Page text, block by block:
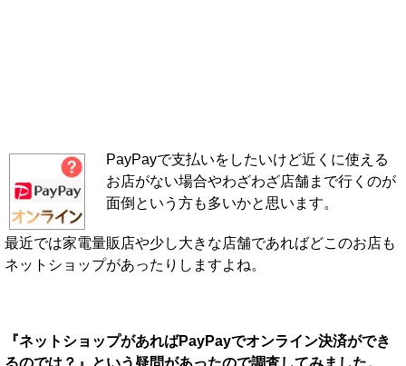
PayPayで支払いをしたいけど近くに使える
お店がない場合やわざわざ店舗まで行くのが
面倒という方も多いかと思います。
最近では家電量販店や少し大きな店舗であればどこのお店も
ネットショップがあったりしますよね。
『ネットショップがあればPayPayでオンライン決済ができ
るのでは？』という疑問があったので調査してみました。